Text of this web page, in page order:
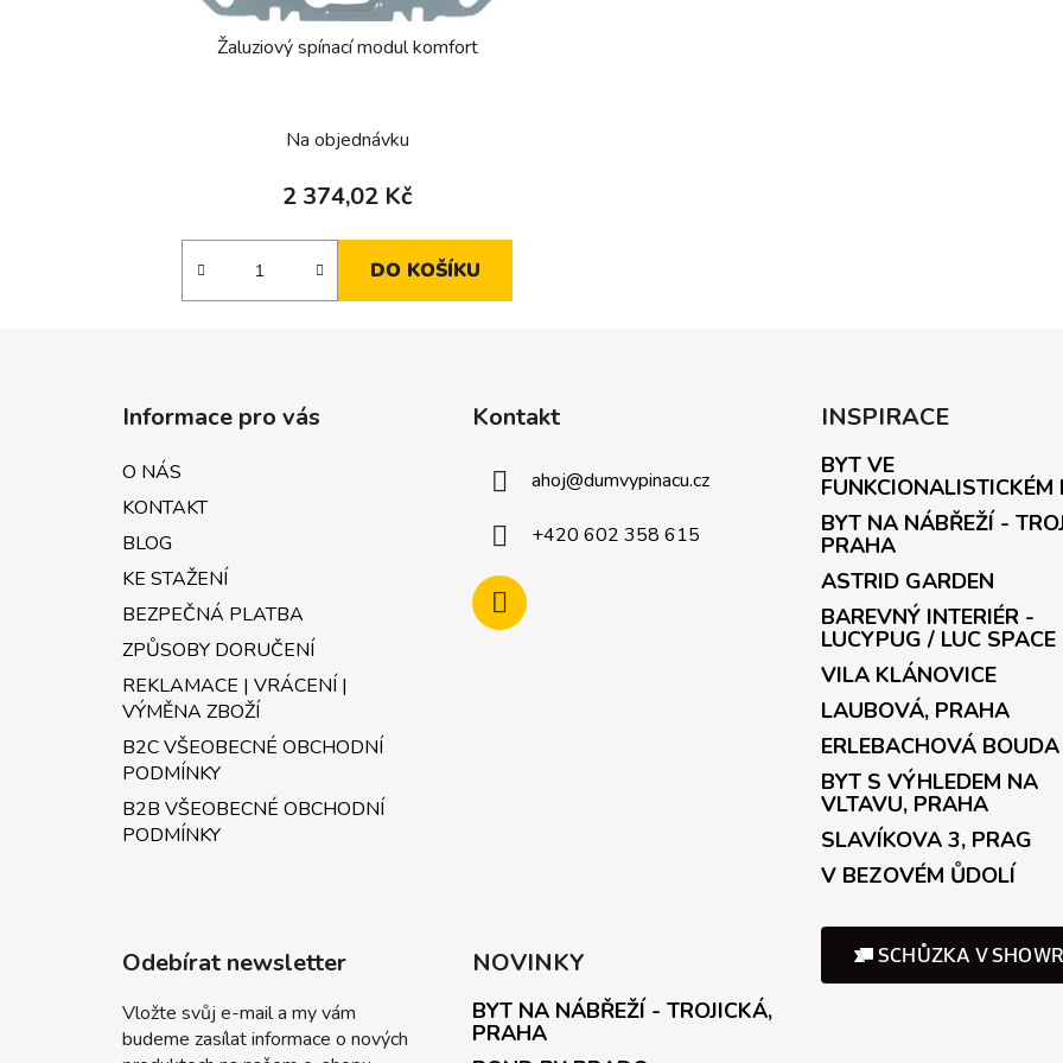
Žaluziový spínací modul komfort
Na objednávku
2 374,02 Kč
DO KOŠÍKU
Informace pro vás
O NÁS
KONTAKT
BLOG
KE STAŽENÍ
BEZPEČNÁ PLATBA
ZPŮSOBY DORUČENÍ
REKLAMACE | VRÁCENÍ |
VÝMĚNA ZBOŽÍ
B2C VŠEOBECNÉ OBCHODNÍ
PODMÍNKY
B2B VŠEOBECNÉ OBCHODNÍ
PODMÍNKY
Kontakt
ahoj@dumvypinacu.cz
+420 602 358 615
INSPIRACE
BYT VE
FUNKCIONALISTICKÉM
BYT NA NÁBŘEŽÍ -
PRAHA
ASTRID GARDEN
BAREVNÝ INTERIÉR -
LUCYPUG / LUC SPACE
VILA KLÁNOVICE
LAUBOVÁ, PRAHA
ERLEBACHOVÁ BOUDA
BYT S VÝHLEDEM NA
VLTAVU, PRAHA
SLAVÍKOVA 3, PRAG
V BEZOVÉM ŮDOLÍ
Odebírat newsletter
Vložte svůj e-mail a my vám
budeme zasílat informace o nových
NOVINKY
BYT NA NÁBŘEŽÍ - TROJICKÁ,
PRAHA